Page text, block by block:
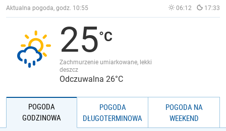
JAKOŚĆ POWIETRZA
Aktualna pogoda, godz. 10:55 06:12 17:33
25
Zachmurzenie umiarkowane, lekki
deszcz
Odczuwalna 26°C
POGODA
GODZINOWA
POGODA
DŁUGOTERMINOWA
POGODA NA
WEEKEND